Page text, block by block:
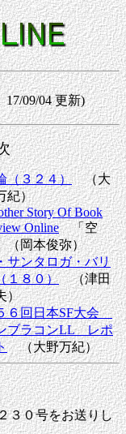
09/04 更新)
（３２４）（大
紀）
Story Of Book
Online「空
（岡本俊弥）
サンタロガ・バリ
１８０）（津田
）
６回日本SF大会
ブラコンLL レポ
（大野万紀）
３０号をお送りし